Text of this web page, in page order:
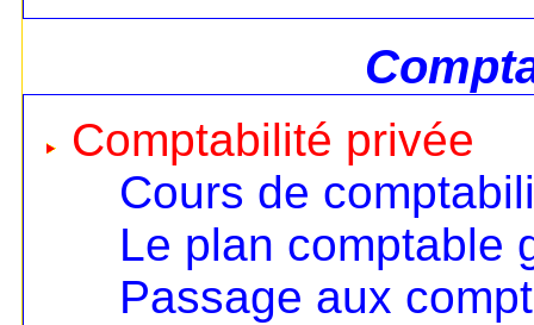
Comptabilité privée
Cours de
Le plan comptable
Passage aux